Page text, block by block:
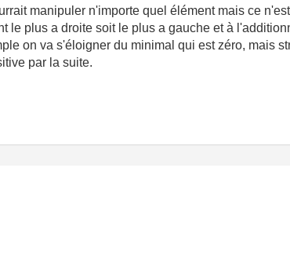
manipuler n'importe quel élément mais ce
plus a droite soit le plus a gauche et à
on va s'éloigner du minimal qui est zéro, mais
par la suite.